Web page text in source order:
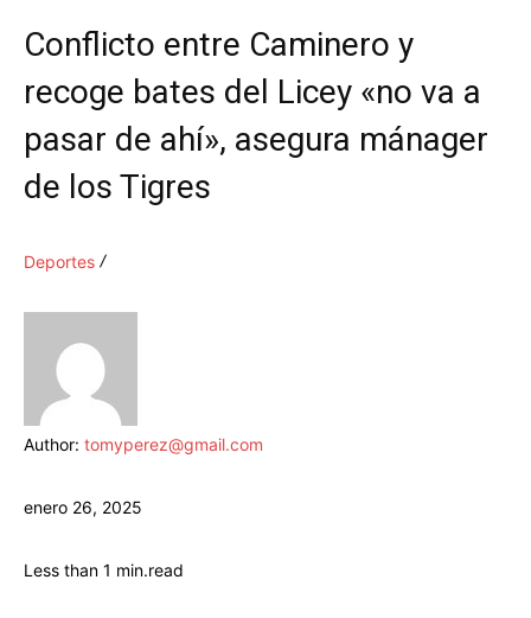
Conflicto entre Caminero y
recoge bates del Licey «no va a
pasar de ahí», asegura mánager
de los Tigres
Deportes
Author: tomyperez@gmail.com
enero 26, 2025
Less than 1 min.read